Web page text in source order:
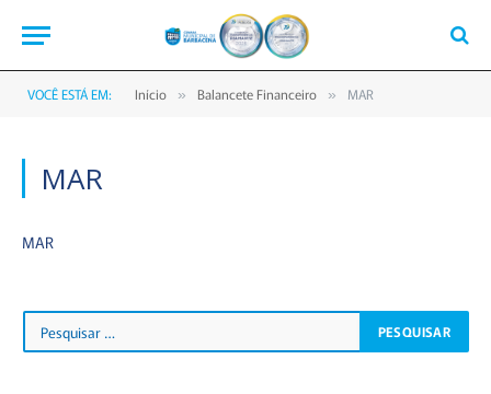
VOCÊ ESTÁ EM: Início » Balancete Financeiro » MAR
MAR
MAR